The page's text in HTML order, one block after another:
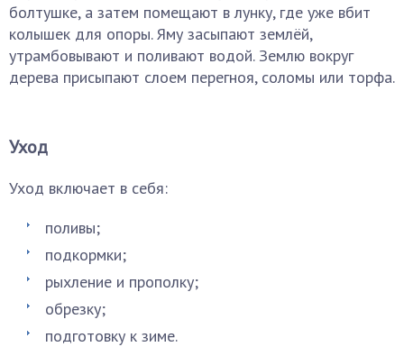
болтушке, а затем помещают в лунку, где уже вбит
колышек для опоры. Яму засыпают землёй,
утрамбовывают и поливают водой. Землю вокруг
дерева присыпают слоем перегноя, соломы или торфа.
Уход
Уход включает в себя:
поливы;
подкормки;
рыхление и прополку;
обрезку;
подготовку к зиме.